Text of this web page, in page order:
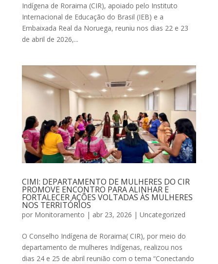
Indígena de Roraima (CIR), apoiado pelo Instituto
Internacional de Educação do Brasil (IEB) e a
Embaixada Real da Noruega, reuniu nos dias 22 e 23
de abril de 2026,...
CIMI: DEPARTAMENTO DE MULHERES DO CIR
PROMOVE ENCONTRO PARA ALINHAR E
FORTALECER AÇÕES VOLTADAS ÀS MULHERES
NOS TERRITÓRIOS
por Monitoramento | abr 23, 2026 | Uncategorized
O Conselho Indígena de Roraima( CIR), por meio do
departamento de mulheres Indígenas, realizou nos
dias 24 e 25 de abril reunião com o tema “Conectando